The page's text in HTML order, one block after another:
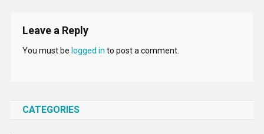
Leave a Reply
You must be logged in to post a comment.
CATEGORIES